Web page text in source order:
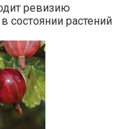
ревизию
состоянии растений